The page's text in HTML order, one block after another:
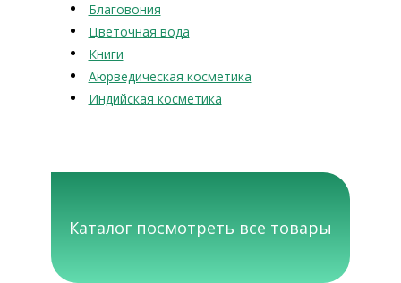
Благовония
Цветочная вода
Книги
Аюрведическая косметика
Индийская косметика
Каталог посмотреть все товары